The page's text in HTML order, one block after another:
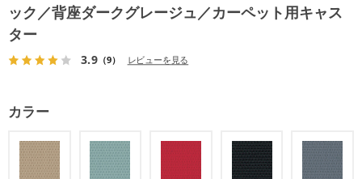
ック／背座ダークグレージュ／カーペット用キャス
ター
3.9（9） レビューを見る
カラー